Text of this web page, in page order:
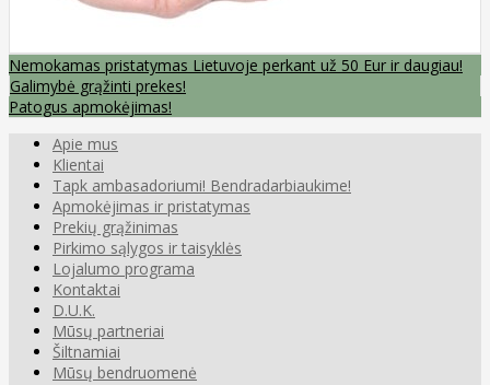
Nemokamas pristatymas Lietuvoje perkant už 50 Eur ir daugiau!
Galimybė grąžinti prekes!
Patogus apmokėjimas!
Apie mus
Klientai
Tapk ambasadoriumi! Bendradarbiaukime!
Apmokėjimas ir pristatymas
Prekių grąžinimas
Pirkimo sąlygos ir taisyklės
Lojalumo programa
Kontaktai
D.U.K.
Mūsų partneriai
Šiltnamiai
Mūsų bendruomenė